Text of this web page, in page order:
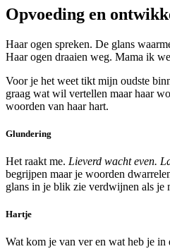
Opvoeding en
Haar ogen spreken. De glans
Haar ogen draaien weg. Mama ik
Voor je het weet tikt mijn oudste
graag wat wil vertellen maar haar
woorden van haar hart.
Glundering
Het raakt me. Lieverd wacht even.
begrijpen maar je woorden
glans in je blik zie verdwijnen als je
Hartje
Wat kom je van ver en wat heb je in